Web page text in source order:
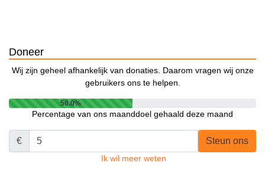
Doneer
Wij zijn geheel afhankelijk van donaties. Daarom vragen wij onze
gebruikers ons te helpen.
50.0%
Percentage van ons maanddoel gehaald deze maand
€ Steun ons
Ik wil meer weten